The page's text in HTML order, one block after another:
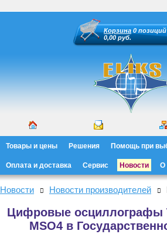
Корзина 0 позиций
0,00 руб.
Товары и цены Решения Помощь при
Оплата и доставка Сервис Новости О
Новости Новости производителей
Цифровые осциллографы
MSO4 в